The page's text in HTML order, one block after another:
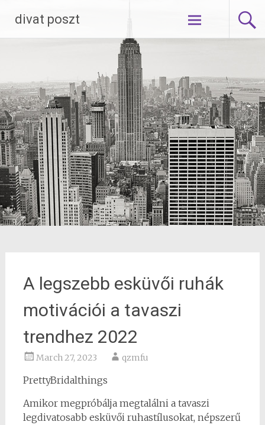
content
divat poszt
A legszebb esküvői ruhák
motivációi a tavaszi
trendhez 2022
March 27, 2023 qzmfu
PrettyBridalthings
Amikor megpróbálja megtalálni a tavaszi
legdivatosabb esküvői ruhastílusokat, népszerű